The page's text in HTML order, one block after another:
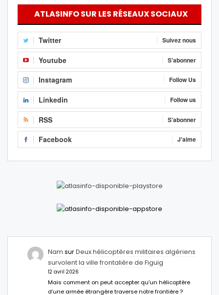
ATLASINFO SUR LES RÉSEAUX SOCIAUX
Twitter Suivez nous
Youtube S'abonner
Instagram Follow Us
Linkedin Follow us
RSS S'abonner
Facebook J'aime
Nam surDeux hélicoptères militaires algériens
survolent la ville frontalière de Figuig
12 avril 2026
Mais comment on peut accepter qu’un hélicoptère
d’une armée étrangère traverse notre frontière ?